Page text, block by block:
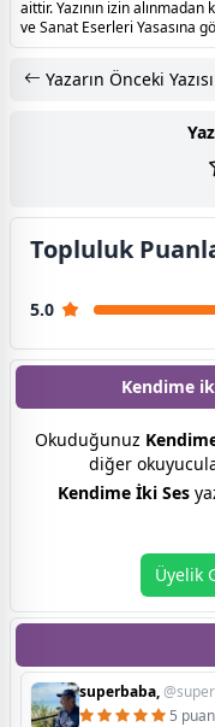
aittir. Yazının izin alınmadan
ve Sanat Eserleri Yasasına
Yazarın Önceki Yazısı
Topluluk
5.0
Kendime
Okuduğunuz
diğer
Kendime İki Ses
Üyelik
superbaba,
5